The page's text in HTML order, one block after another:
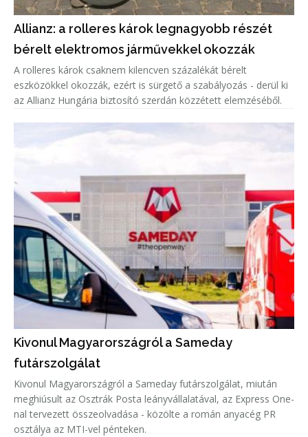
Allianz: a rolleres károk legnagyobb részét
bérelt elektromos járművekkel okozzák
A rolleres károk csaknem kilencven százalékát bérelt
eszközökkel okozzák, ezért is sürgető a szabályozás - derül ki
az Allianz Hungária biztosító szerdán közzétett elemzéséből.
Kivonul Magyarországról a Sameday
futárszolgálat
Kivonul Magyarországról a Sameday futárszolgálat, miután
meghiúsult az Osztrák Posta leányvállalatával, az Express One-
nal tervezett összeolvadása - közölte a román anyacég PR
osztálya az MTI-vel pénteken.